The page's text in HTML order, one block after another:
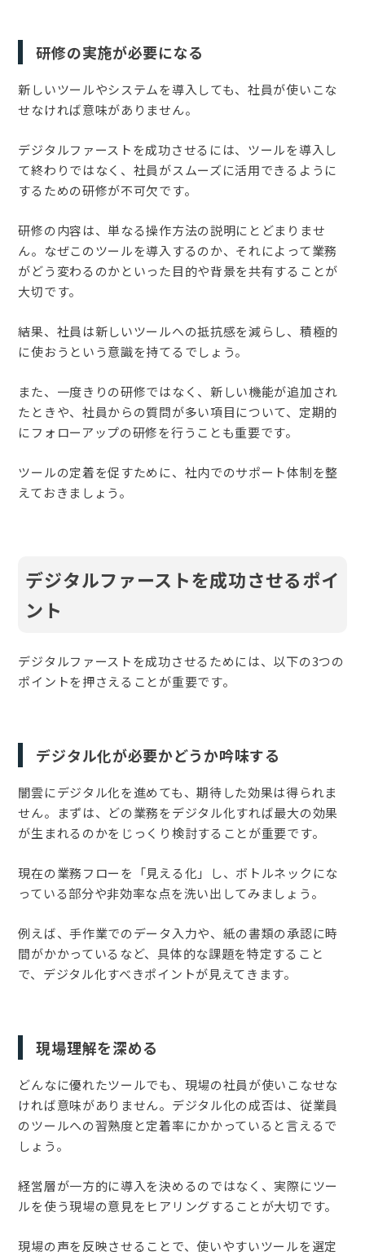
研修の実施が必要になる
新しいツールやシステムを導入しても、社員が使いこな
せなければ意味がありません。
デジタルファーストを成功させるには、ツールを導入し
て終わりではなく、社員がスムーズに活用できるように
するための研修が不可欠です。
研修の内容は、単なる操作方法の説明にとどまりませ
ん。なぜこのツールを導入するのか、それによって業務
がどう変わるのかといった目的や背景を共有することが
大切です。
結果、社員は新しいツールへの抵抗感を減らし、積極的
に使おうという意識を持てるでしょう。
また、一度きりの研修ではなく、新しい機能が追加され
たときや、社員からの質問が多い項目について、定期的
にフォローアップの研修を行うことも重要です。
ツールの定着を促すために、社内でのサポート体制を整
えておきましょう。
デジタルファーストを成功させるポイ
ント
デジタルファーストを成功させるためには、以下の3つの
ポイントを押さえることが重要です。
デジタル化が必要かどうか吟味する
闇雲にデジタル化を進めても、期待した効果は得られま
せん。まずは、どの業務をデジタル化すれば最大の効果
が生まれるのかをじっくり検討することが重要です。
現在の業務フローを「見える化」し、ボトルネックにな
っている部分や非効率な点を洗い出してみましょう。
例えば、手作業でのデータ入力や、紙の書類の承認に時
間がかかっているなど、具体的な課題を特定すること
で、デジタル化すべきポイントが見えてきます。
現場理解を深める
どんなに優れたツールでも、現場の社員が使いこなせな
ければ意味がありません。デジタル化の成否は、従業員
のツールへの習熟度と定着率にかかっていると言えるで
しょう。
経営層が一方的に導入を決めるのではなく、実際にツー
ルを使う現場の意見をヒアリングすることが大切です。
現場の声を反映させることで、使いやすいツールを選定